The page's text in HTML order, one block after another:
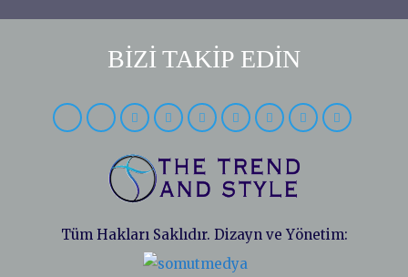
BİZİ TAKİP EDİN
Tüm Hakları Saklıdır. Dizayn ve Yönetim: